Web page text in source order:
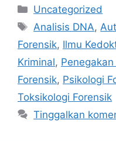
Kategori
Uncategorized
Tag
Analisis DNA,
Forensik, Ilmu
Kriminal,
Forensik, Psikologi
Toksikologi Forensik
Tinggalkan